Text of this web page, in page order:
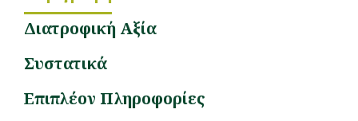
Διατροφική Αξία
Συστατικά
Επιπλέον Πληροφορίες